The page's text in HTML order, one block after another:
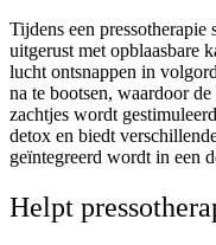
Tijdens een pressotherapie
uitgerust met opblaasbare
lucht ontsnappen in
na te bootsen, waardoor
zachtjes wordt
detox en biedt
geïntegreerd wordt in een
Helpt